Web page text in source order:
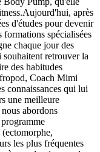
après
d'études pour devenir
formations spécialisées
chaque jour des
souhaitent retrouver la
des habitudes
Coach Mimi
connaissances qui lui
une meilleure
abordons
les plus fréquentes